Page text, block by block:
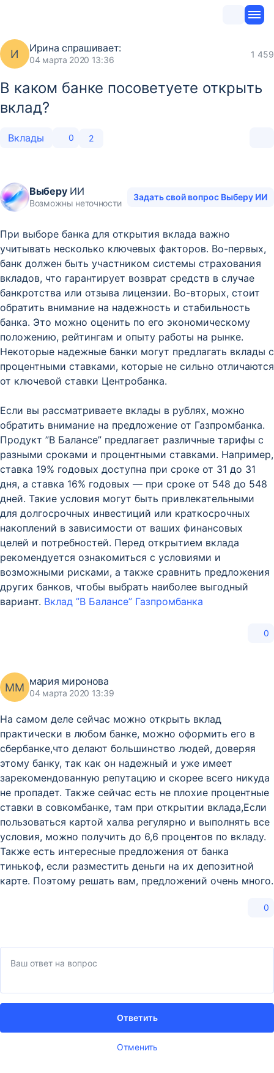
И Ирина спрашивает:
04 марта 2020 13:36
1 459
В каком банке посоветуете открыть
вклад?
Вклады 0 2
ВыберуИИ
Возможны неточности
Задать свой вопрос Выберу ИИ
При выборе банка для открытия вклада важно
учитывать несколько ключевых факторов. Во-первых,
банк должен быть участником системы страхования
вкладов, что гарантирует возврат средств в случае
банкротства или отзыва лицензии. Во-вторых, стоит
обратить внимание на надежность и стабильность
банка. Это можно оценить по его экономическому
положению, рейтингам и опыту работы на рынке.
Некоторые надежные банки могут предлагать вклады с
процентными ставками, которые не сильно отличаются
от ключевой ставки Центробанка.
Если вы рассматриваете вклады в рублях, можно
обратить внимание на предложение от Газпромбанка.
Продукт ”В Балансе” предлагает различные тарифы с
разными сроками и процентными ставками. Например,
ставка 19% годовых доступна при сроке от 31 до 31
дня, а ставка 16% годовых — при сроке от 548 до 548
дней. Такие условия могут быть привлекательными
для долгосрочных инвестиций или краткосрочных
накоплений в зависимости от ваших финансовых
целей и потребностей. Перед открытием вклада
рекомендуется ознакомиться с условиями и
возможными рисками, а также сравнить предложения
других банков, чтобы выбрать наиболее выгодный
вариант. Вклад ”В Балансе” Газпромбанка
0
ММ мария миронова
04 марта 2020 13:39
На самом деле сейчас можно открыть вклад
практически в любом банке, можно оформить его в
сбербанке,что делают большинство людей, доверяя
этому банку, так как он надежный и уже имеет
зарекомендованную репутацию и скорее всего никуда
не пропадет. Также сейчас есть не плохие процентные
ставки в совкомбанке, там при открытии вклада,Если
пользоваться картой халва регулярно и выполнять все
условия, можно получить до 6,6 процентов по вкладу.
Также есть интересные предложения от банка
тинькоф, если разместить деньги на их депозитной
карте. Поэтому решать вам, предложений очень много.
0
Отменить
Ответить